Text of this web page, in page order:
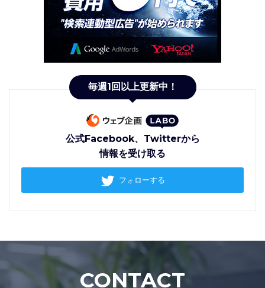
毎週1回以上更新中！
公式Facebook、Twitterから
情報を受け取る
フォローする
CONTACT